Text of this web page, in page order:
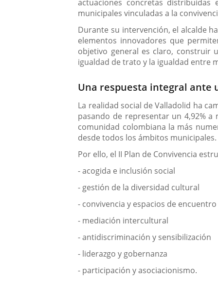
actuaciones concretas
municipales vinculadas a la
Durante su intervención, el alcalde
elementos innovadores que
objetivo general es claro, construir
igualdad de trato y la igualdad entre
Una respuesta integral ante
La realidad social de Valladolid ha
pasando de representar un 4,92%
comunidad colombiana la más
desde todos los ámbitos municipales.
Por ello, el II Plan de Convivencia
- acogida e inclusión social
- gestión de la diversidad cultural
- convivencia y espacios de encuentro
- mediación intercultural
- antidiscriminación y sensibilización
- liderazgo y gobernanza
- participación y asociacionismo.